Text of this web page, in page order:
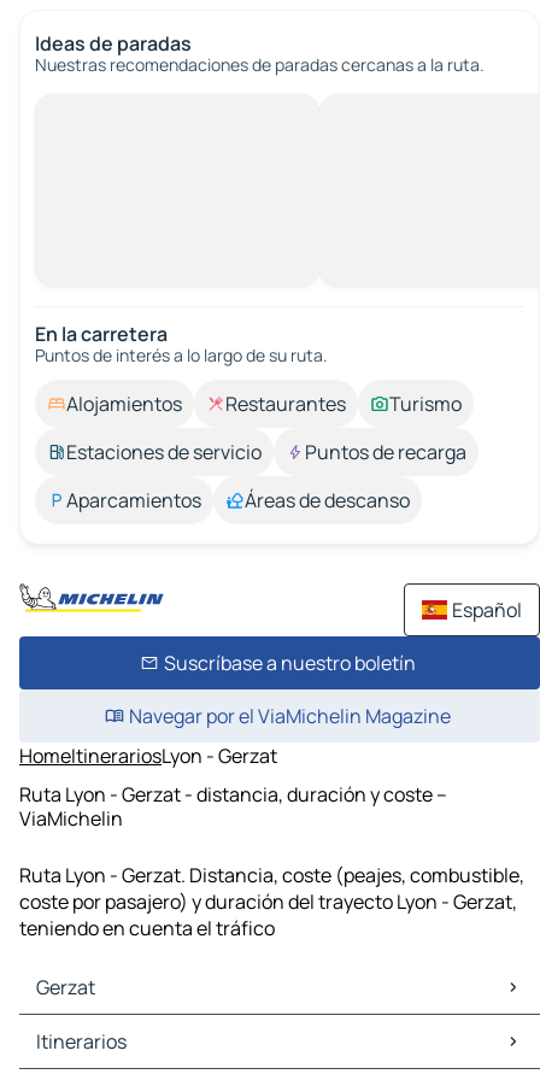
Ideas de paradas
Nuestras recomendaciones de paradas cercanas a la ruta.
En la carretera
Puntos de interés a lo largo de su ruta.
Alojamientos Restaurantes
Turismo
Estaciones de servicio
Puntos de recarga
Aparcamientos
Áreas de descanso
Español
Suscríbase a nuestro boletín
Navegar por el ViaMichelin Magazine
HomeItinerariosLyon - Gerzat
Ruta Lyon - Gerzat - distancia, duración y coste –
ViaMichelin
Ruta Lyon - Gerzat. Distancia, coste (peajes, combustible,
coste por pasajero) y duración del trayecto Lyon - Gerzat,
teniendo en cuenta el tráfico
Gerzat
Gerzat Mapas Planos
Gerzat Trafico
Itinerarios